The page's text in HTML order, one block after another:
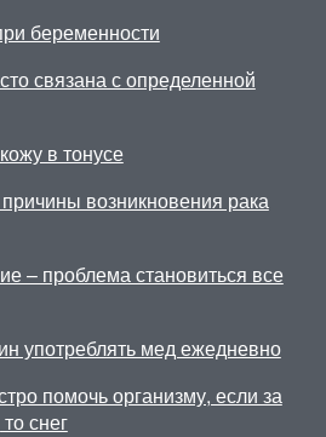
беременности
связана с определенной
в тонусе
возникновения рака
– проблема становиться все
употреблять мед ежедневно
помочь организму, если за
снег